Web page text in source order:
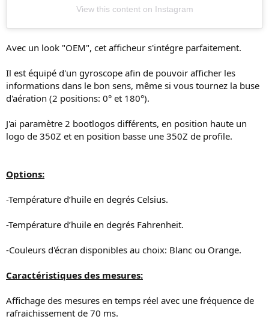
View this content on Instagram
Avec un look "OEM", cet afficheur s'intégre parfaitement.
Il est équipé d'un gyroscope afin de pouvoir afficher les
informations dans le bon sens, même si vous tournez la buse
d'aération (2 positions: 0° et 180°).
J'ai paramètre 2 bootlogos différents, en position haute un
logo de 350Z et en position basse une 350Z de profile.
Options:
-Température d’huile en degrés Celsius.
-Température d’huile en degrés Fahrenheit.
-Couleurs d'écran disponibles au choix: Blanc ou Orange.
Caractéristiques des mesures:
Affichage des mesures en temps réel avec une fréquence de
rafraichissement de 70 ms.